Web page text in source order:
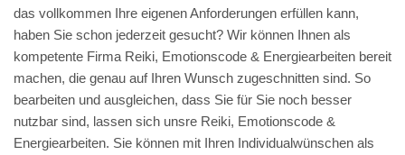
das vollkommen Ihre eigenen Anforderungen erfüllen kann,
haben Sie schon jederzeit gesucht? Wir können Ihnen als
kompetente Firma Reiki, Emotionscode & Energiearbeiten bereit
machen, die genau auf Ihren Wunsch zugeschnitten sind. So
bearbeiten und ausgleichen, dass Sie für Sie noch besser
nutzbar sind, lassen sich unsre Reiki, Emotionscode &
Energiearbeiten. Sie können mit Ihren Individualwünschen als